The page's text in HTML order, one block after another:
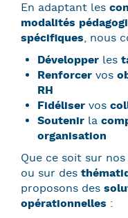
En adaptant les
modalités
spécifiques, nous
Développer les
Renforcer vos
RH
Fidéliser vos
Soutenir la
organisation
Que ce soit sur nos
ou sur des
proposons des
opérationnelles :